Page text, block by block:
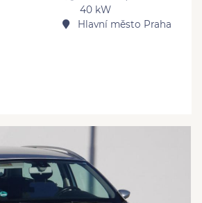
40 kW
Hlavní město Praha